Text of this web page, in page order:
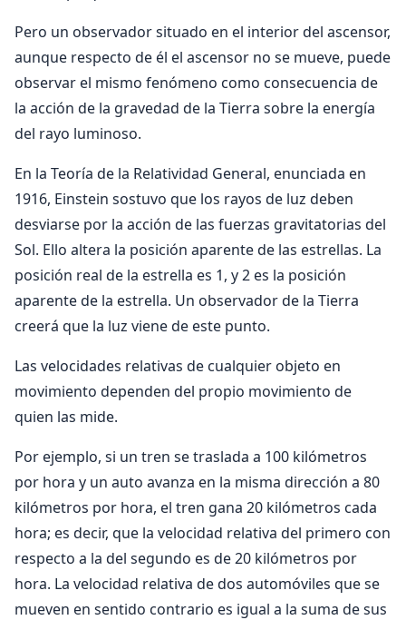
Pero un observador situado en el interior del ascensor,
aunque respecto de él el ascensor no se mueve, puede
observar el mismo fenómeno como consecuencia de
la acción de la gravedad de la Tierra sobre la energía
del rayo luminoso.
En la Teoría de la Relatividad General, enunciada en
1916, Einstein sostuvo que los rayos de luz deben
desviarse por la acción de las fuerzas gravitatorias del
Sol. Ello altera la posición aparente de las estrellas. La
posición real de la estrella es 1, y 2 es la posición
aparente de la estrella. Un observador de la Tierra
creerá que la luz viene de este punto.
Las velocidades relativas de cualquier objeto en
movimiento dependen del propio movimiento de
quien las mide.
Por ejemplo, si un tren se traslada a 100 kilómetros
por hora y un auto avanza en la misma dirección a 80
kilómetros por hora, el tren ga­na 20 kilómetros cada
hora; es decir, que la velocidad relativa del primero con
respecto a la del segundo es de 20 kilómetros por
hora. La velocidad relativa de dos automóviles que se
mueven en sentido contrario es igual a la suma de sus